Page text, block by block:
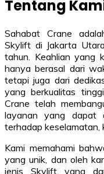
Tentang
Sahabat Crane
Skylift di Jakarta
tahun. Keahlian yang
hanya berasal dari
tetapi juga dari
yang berkualitas
Crane telah
layanan yang dapat
terhadap keselamatan,
Kami memahami
yang unik, dan oleh
jenis Skylift yang